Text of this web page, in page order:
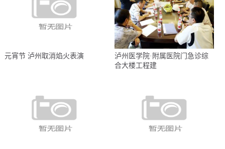
元宵节 泸州取消焰火表演
泸州医学院·附属医院门急诊综
合大楼工程建